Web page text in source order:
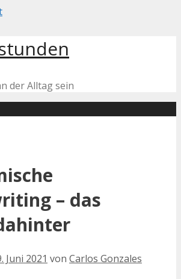
der Alltag sein
– das
Juni 2021 von Carlos Gonzales